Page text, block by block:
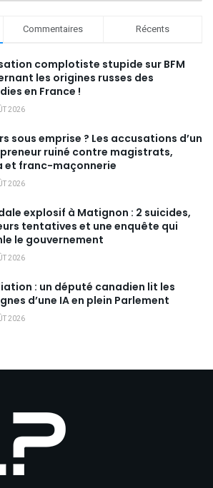
Commentaires Récents
complotiste stupide sur BFM
les origines russes des
en France !
2026
sous emprise ? Les accusations d’un
ruiné contre magistrats,
et franc-maçonnerie
2026
explosif à Matignon : 2 suicides,
tentatives et une enquête qui
le gouvernement
2026
: un député canadien lit les
d’une IA en plein Parlement
2026